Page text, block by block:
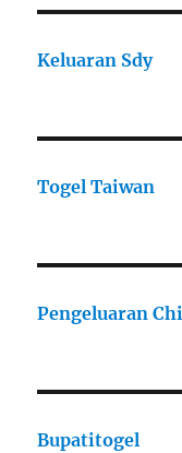
Keluaran Sdy
Togel Taiwan
Pengeluaran
Bupatitogel